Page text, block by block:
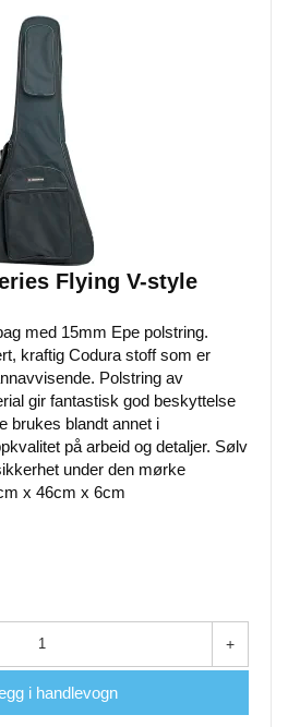
Flying V-style
med 15mm Epe polstring.
kraftig Codura stoff som er
Polstring av
gir fantastisk god beskyttelse
brukes blandt annet i
på arbeid og detaljer. Sølv
under den mørke
x 46cm x 6cm
+
i handlevogn